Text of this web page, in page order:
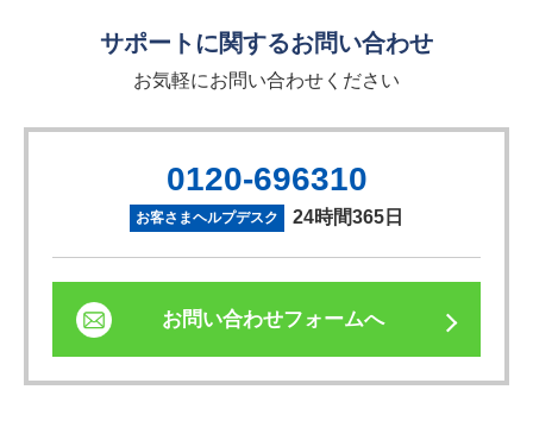
サポートに関するお問い合わせ
お気軽にお問い合わせください
0120-696310
お客さまヘルプデスク 24時間365日
お問い合わせフォームへ